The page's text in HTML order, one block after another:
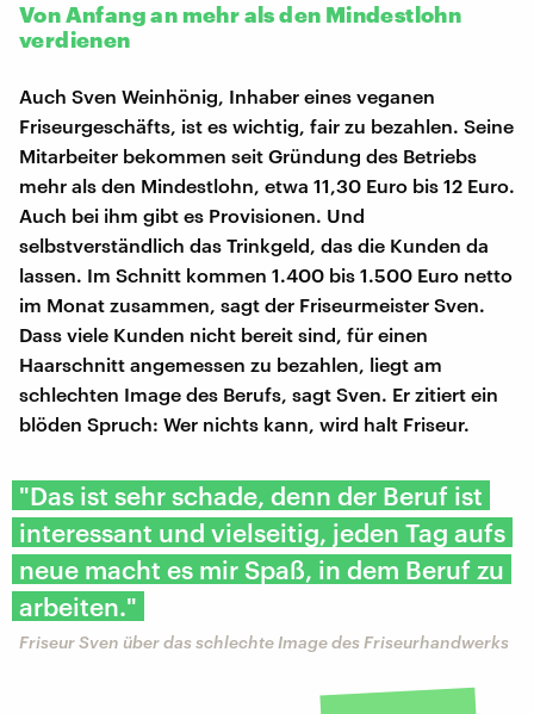
Von Anfang an mehr als den Mindestlohn
verdienen
Auch Sven Weinhönig, Inhaber eines veganen
Friseurgeschäfts, ist es wichtig, fair zu bezahlen. Seine
Mitarbeiter bekommen seit Gründung des Betriebs
mehr als den Mindestlohn, etwa 11,30 Euro bis 12 Euro.
Auch bei ihm gibt es Provisionen. Und
selbstverständlich das Trinkgeld, das die Kunden da
lassen. Im Schnitt kommen 1.400 bis 1.500 Euro netto
im Monat zusammen, sagt der Friseurmeister Sven.
Dass viele Kunden nicht bereit sind, für einen
Haarschnitt angemessen zu bezahlen, liegt am
schlechten Image des Berufs, sagt Sven. Er zitiert ein
blöden Spruch: Wer nichts kann, wird halt Friseur.
"Das ist sehr schade, denn der Beruf ist
interessant und vielseitig, jeden Tag aufs
neue macht es mir Spaß, in dem Beruf zu
arbeiten."
Friseur Sven über das schlechte Image des Friseurhandwerks